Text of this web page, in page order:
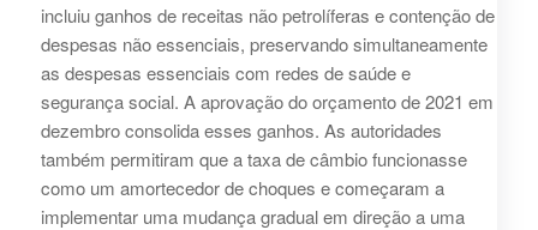
incluiu ganhos de receitas não petrolíferas e contenção de
despesas não essenciais, preservando simultaneamente
as despesas essenciais com redes de saúde e
segurança social. A aprovação do orçamento de 2021 em
dezembro consolida esses ganhos. As autoridades
também permitiram que a taxa de câmbio funcionasse
como um amortecedor de choques e começaram a
implementar uma mudança gradual em direção a uma